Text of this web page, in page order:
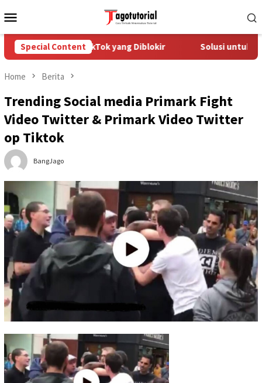
to
Menu
Special Content
Akun TikTok yang Diblokir Solusi untuk Akun
Home Berita
Trending Social media Primark Fight
Video Twitter & Primark Video Twitter
op Tiktok
BangJago